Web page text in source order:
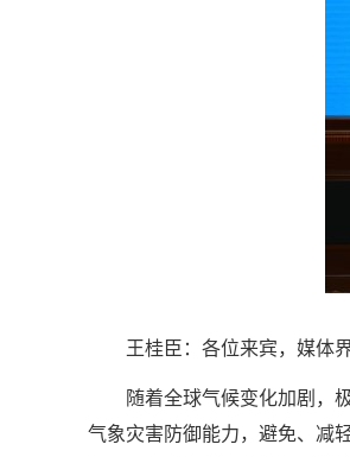
王桂臣：各位来宾，媒体
随着全球气候变化加剧，
气象灾害防御能力，避免、减